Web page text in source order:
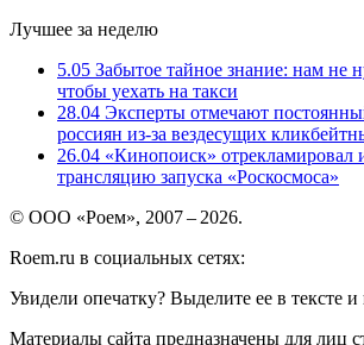
Лучшее за неделю
5.05 Забытое тайное знание: нам не
чтобы уехать на такси
28.04 Эксперты отмечают
россиян из-за вездесущих
26.04 «Кинопоиск» отрекламировал
трансляцию запуска «Роскосмоса»
© ООО «Роем», 2007 – 2026.
Roem.ru в социальных сетях:
Увидели опечатку? Выделите ее в тексте
Материалы сайта предназначены для лиц